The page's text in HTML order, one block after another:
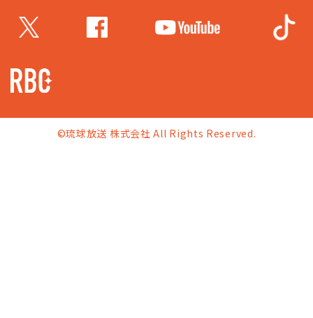
©琉球放送 株式会社 All Rights Reserved.